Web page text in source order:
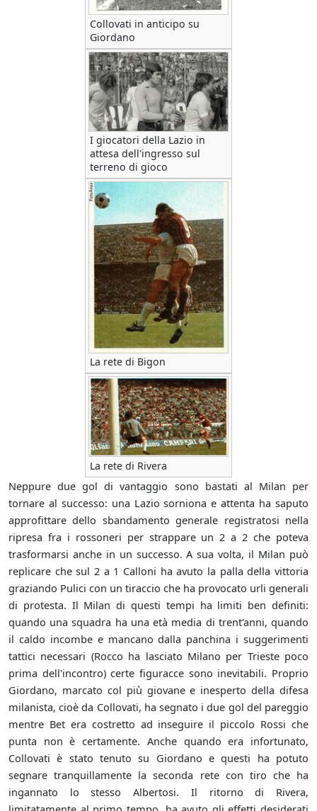
Collovati in anticipo su
Giordano
I giocatori della Lazio in
attesa dell'ingresso sul
terreno di gioco
La rete di Bigon
La rete di Rivera
Neppure due gol di vantaggio sono bastati al Milan per
tornare al successo: una Lazio sorniona e attenta ha saputo
approfittare dello sbandamento generale registratosi nella
ripresa fra i rossoneri per strappare un 2 a 2 che poteva
trasformarsi anche in un successo. A sua volta, il Milan può
replicare che sul 2 a 1 Calloni ha avuto la palla della vittoria
graziando Pulici con un tiraccio che ha provocato urli generali
di protesta. Il Milan di questi tempi ha limiti ben definiti:
quando una squadra ha una età media di trent'anni, quando
il caldo incombe e mancano dalla panchina i suggerimenti
tattici necessari (Rocco ha lasciato Milano per Trieste poco
prima dell'incontro) certe figuracce sono inevitabili. Proprio
Giordano, marcato col più giovane e inesperto della difesa
milanista, cioè da Collovati, ha segnato i due gol del pareggio
mentre Bet era costretto ad inseguire il piccolo Rossi che
punta non è certamente. Anche quando era infortunato,
Collovati è stato tenuto su Giordano e questi ha potuto
segnare tranquillamente la seconda rete con tiro che ha
ingannato lo stesso Albertosi. Il ritorno di Rivera,